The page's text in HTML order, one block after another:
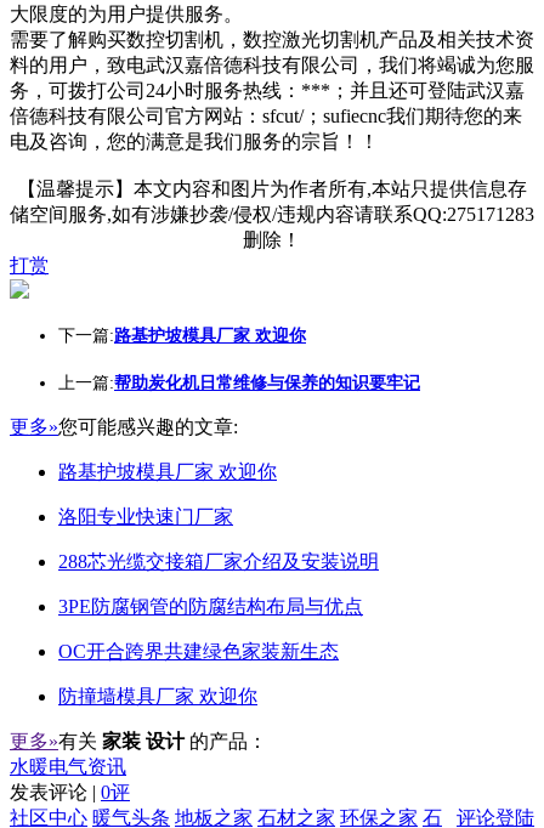
大限度的为用户提供服务。
需要了解购买数控切割机，数控激光切割机产品及相关技术资
料的用户，致电武汉嘉倍德科技有限公司，我们将竭诚为您服
务，可拨打公司24小时服务热线：***；并且还可登陆武汉嘉
倍德科技有限公司官方网站：sfcut/；sufiecnc我们期待您的来
电及咨询，您的满意是我们服务的宗旨！！
【温馨提示】本文内容和图片为作者所有,本站只提供信息存
储空间服务,如有涉嫌抄袭/侵权/违规内容请联系QQ:275171283
删除！
打赏
下一篇:路基护坡模具厂家 欢迎你
上一篇:帮助炭化机日常维修与保养的知识要牢记
更多»您可能感兴趣的文章:
路基护坡模具厂家 欢迎你
洛阳专业快速门厂家
288芯光缆交接箱厂家介绍及安装说明
3PE防腐钢管的防腐结构布局与优点
OC开合跨界共建绿色家装新生态
防撞墙模具厂家 欢迎你
更多»有关 家装 设计 的产品：
水暖电气资讯
发表评论 | 0评
评论登陆
社区中心 暖气头条 地板之家 石材之家 环保之家 石